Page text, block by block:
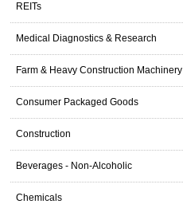
REITs
Medical Diagnostics & Research
Farm & Heavy Construction Machinery
Consumer Packaged Goods
Construction
Beverages - Non-Alcoholic
Chemicals